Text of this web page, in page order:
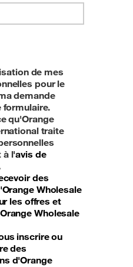
de mes
pour le
demande
formulaire.
qu'Orange
traite
à l'avis de
des
Wholesale
les offres et
Wholesale
inscrire ou
des
d'Orange